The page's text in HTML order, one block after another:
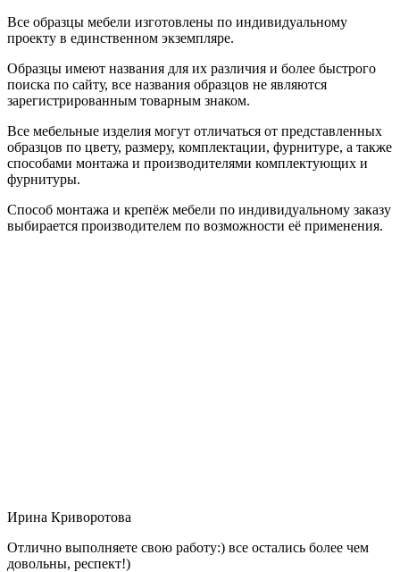
Все образцы мебели изготовлены по индивидуальному
проекту в единственном экземпляре.
Образцы имеют названия для их различия и более быстрого
поиска по сайту, все названия образцов не являются
зарегистрированным товарным знаком.
Все мебельные изделия могут отличаться от представленных
образцов по цвету, размеру, комплектации, фурнитуре, а также
способами монтажа и производителями комплектующих и
фурнитуры.
Способ монтажа и крепёж мебели по индивидуальному заказу
выбирается производителем по возможности её применения.
Ирина Криворотова
Отлично выполняете свою работу:) все остались более чем
довольны, респект!)